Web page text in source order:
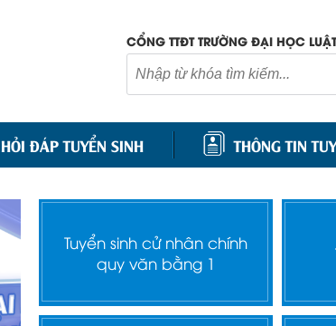
CỔNG TTĐT TRƯỜNG ĐẠI HỌC
HỎI ĐÁP TUYỂN SINH THÔNG TIN
Tuyển sinh cử nhân chính
quy văn bằng 1